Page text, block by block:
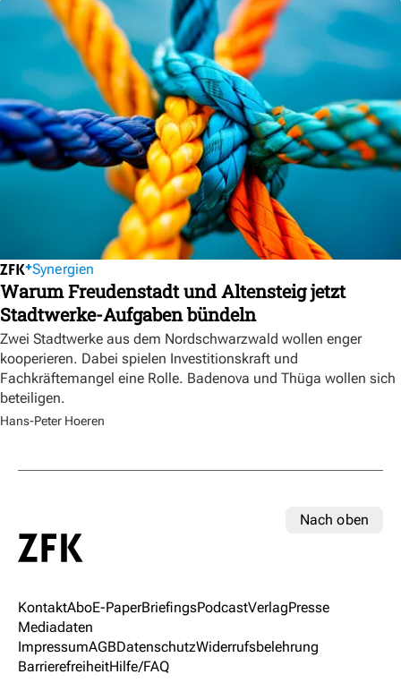
Synergien
Warum Freudenstadt und Altensteig jetzt
Stadtwerke-Aufgaben bündeln
Zwei Stadtwerke aus dem Nordschwarzwald wollen enger
kooperieren. Dabei spielen Investitionskraft und
Fachkräftemangel eine Rolle. Badenova und Thüga wollen sich
beteiligen.
Hans-Peter Hoeren
Nach oben
KontaktAboE-PaperBriefingsPodcastVerlagPresse
Mediadaten
ImpressumAGBDatenschutzWiderrufsbelehrung
BarrierefreiheitHilfe/FAQ